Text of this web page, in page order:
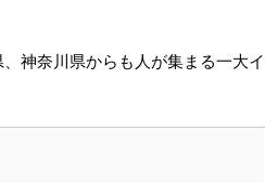
神奈川県からも人が集まる一大イ